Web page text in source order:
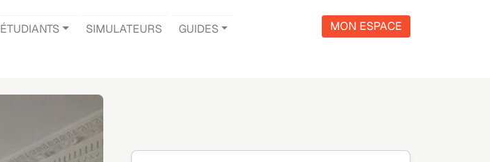
ÉTUDIANTS SIMULATEURS GUIDES MON ESPACE